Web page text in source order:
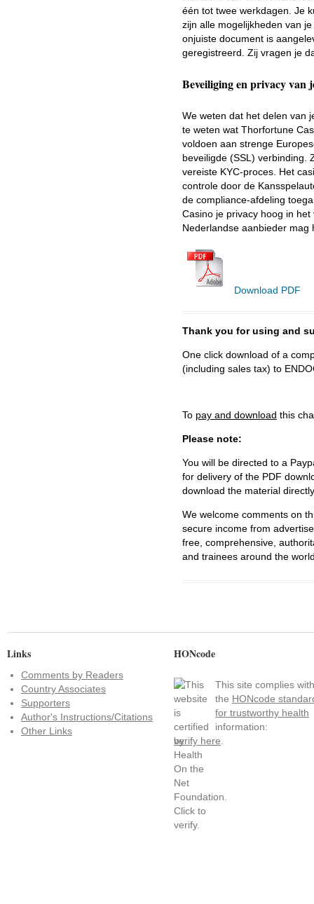
één tot twee werkdagen. Je
zijn alle mogelijkheden van
onjuiste document is
geregistreerd. Zij vragen je
Beveiliging en privacy van
We weten dat het delen van
te weten wat Thorfortune
voldoen aan strenge
beveiligde (SSL) verbinding.
vereiste KYC-proces. Het
controle door de
de compliance-afdeling
Casino je privacy hoog in
Nederlandse aanbieder mag
Download PDF
Thank you for using and
One click download of a
(including sales tax) to
To pay and download this
Please note:
You will be directed to a
for delivery of the PDF
download the material
We welcome comments on
secure income from
free, comprehensive,
and trainees around the
Links
Comments by Readers
Country Associates
Supporters
Author's Instructions/Citations
Other Links
HONcode
This site complies with
the HONcode
for trustworthy health
information:
verify here